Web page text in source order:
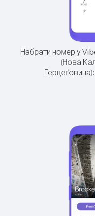
Набрати номер у
(Нова
Герцеґовина):